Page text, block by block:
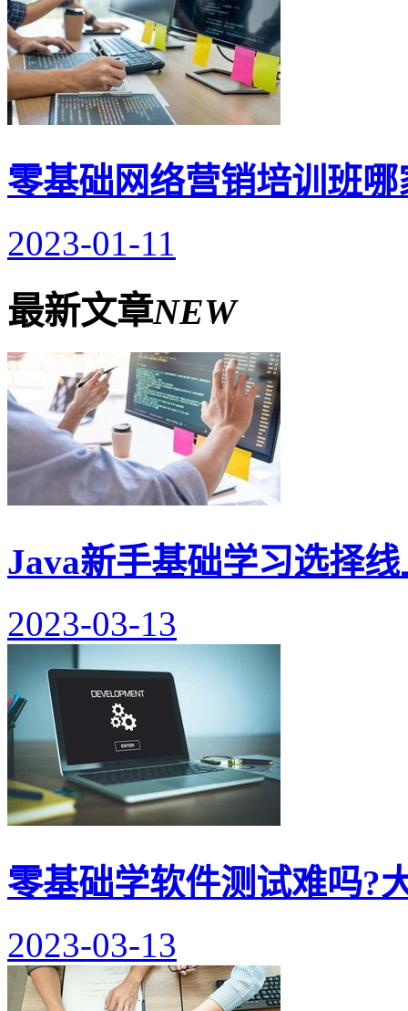
零基础网络营销培训班
2023-01-11
最新文章NEW
Java新手基础学习选择
2023-03-13
零基础学软件测试难吗?
2023-03-13